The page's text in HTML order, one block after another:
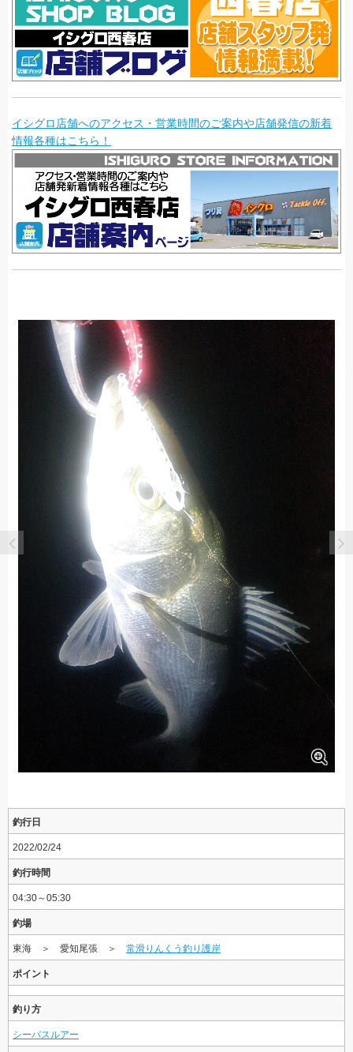
イシグロ店舗へのアクセス・営業時間のご案内や店舗発信の新着
情報各種はこちら！
釣行日
2022/02/24
釣行時間
04:30～05:30
釣場
東海 ＞ 愛知尾張 ＞ 常滑りんくう釣り護岸
ポイント
釣り方
シーバスルアー